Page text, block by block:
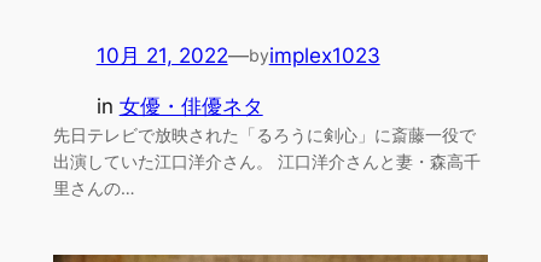
10月 21, 2022—byimplex1023
in 女優・俳優ネタ
先日テレビで放映された「るろうに剣心」に斎藤一役で
出演していた江口洋介さん。 江口洋介さんと妻・森高千
里さんの…